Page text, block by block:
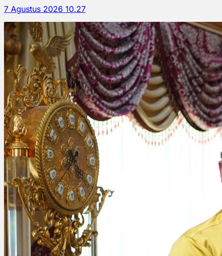
7 Agustus 2026 10.27